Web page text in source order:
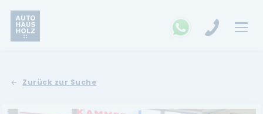
Zurück zur Suche